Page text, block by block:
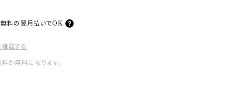
料の 翌月払いでOK
認する
が無料になります。